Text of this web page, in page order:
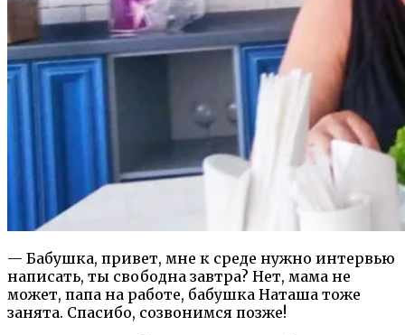
— Бабушка, привет, мне к среде нужно интервью
написать, ты свободна завтра? Нет, мама не
может, папа на работе, бабушка Наташа тоже
занята. Спасибо, созвонимся позже!